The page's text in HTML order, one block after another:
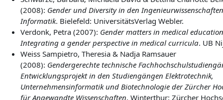
(2008): Gender und Diversity in den
Informatik. Bielefeld: UniversitätsVerlag Webler.
Verdonk, Petra (2007): Gender matters in medical
Integrating a gender perspective in medical curricula. UB
Weiss Sampietro, Theresia & Nadja Ramsauer
(2008): Gendergerechte technische
Entwicklungsprojekt in den Studiengängen Elektrotechnik,
Unternehmensinformatik und Biotechnologie der Zürcher
für Angewandte Wissenschaften. Winterthur: Zürcher